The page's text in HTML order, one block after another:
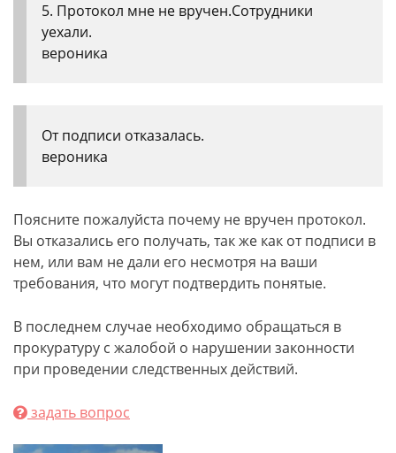
5. Протокол мне не вручен.Сотрудники
уехали.
вероника
От подписи отказалась.
вероника
Поясните пожалуйста почему не вручен протокол.
Вы отказались его получать, так же как от подписи в
нем, или вам не дали его несмотря на ваши
требования, что могут подтвердить понятые.
В последнем случае необходимо обращаться в
прокуратуру с жалобой о нарушении законности
при проведении следственных действий.
задать вопрос